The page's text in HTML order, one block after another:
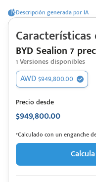
Descripción generada por IA
Características
BYD Sealion 7
1Versiones disponibles
AWD $949,800.00
Precio desde
$949,800.00
*Calculado con un enganche